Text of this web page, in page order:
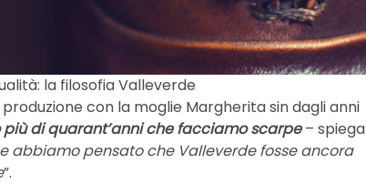
la filosofia Valleverde
con la moglie Margherita sin dagli anni
più di quarant’anni che facciamo scarpe– spiega
abbiamo pensato che Valleverde fosse ancora
”.